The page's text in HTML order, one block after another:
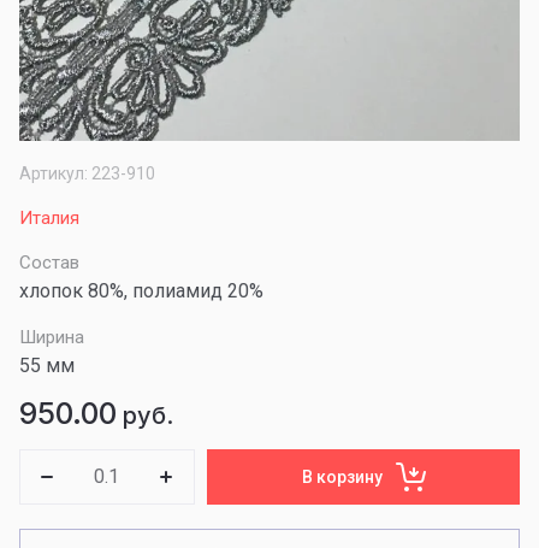
Артикул: 223-910
Италия
Состав
хлопок 80%, полиамид 20%
Ширина
55 мм
950.00 руб.
В корзину